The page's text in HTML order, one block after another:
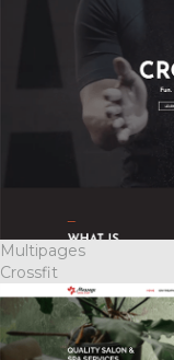
Multipages
Crossfit